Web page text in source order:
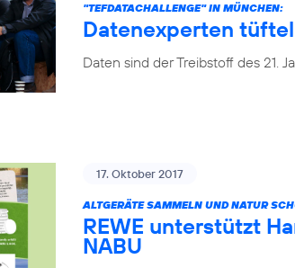
"TEFDATACHALLENGE" IN MÜNCHEN:
Datenexperten
Daten sind der Treibstoff des 21.
17. Oktober 2017
ALTGERÄTE SAMMELN UND NATUR
REWE unterstützt
NABU